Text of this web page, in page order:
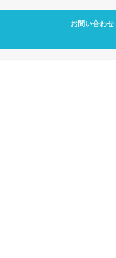
お問い合わせ